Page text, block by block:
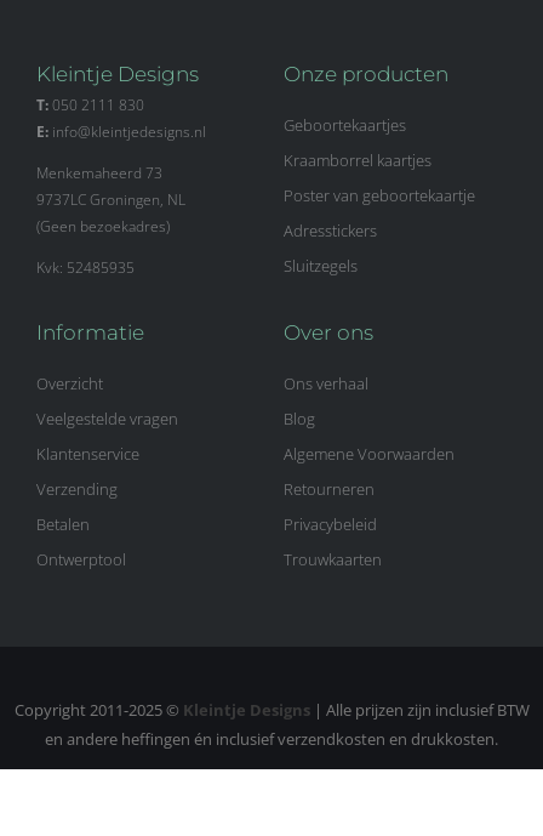
Kleintje Designs
T:050 2111 830
E: info@kleintjedesigns.nl
Menkemaheerd 73
9737LC Groningen, NL
(Geen bezoekadres)
Kvk: 52485935
Onze producten
Geboortekaartjes
Kraamborrel kaartjes
Poster van geboortekaartje
Adresstickers
Sluitzegels
Informatie
Overzicht
Veelgestelde vragen
Klantenservice
Verzending
Betalen
Ontwerptool
Over ons
Ons verhaal
Blog
Algemene Voorwaarden
Retourneren
Privacybeleid
Trouwkaarten
Copyright 2011-2025 © Kleintje Designs| Alle prijzen zijn inclusief BTW
en andere heffingen én inclusief verzendkosten en drukkosten.